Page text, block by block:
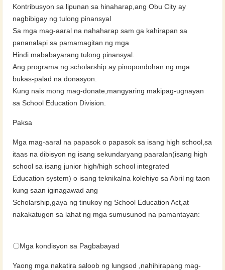
Kontribusyon sa lipunan sa hinaharap,ang Obu City ay
nagbibigay ng tulong pinansyal
Sa mga mag-aaral na nahaharap sam ga kahirapan sa
pananalapi sa pamamagitan ng mga
Hindi mababayarang tulong pinansyal.
Ang programa ng scholarship ay pinopondohan ng mga
bukas-palad na donasyon.
Kung nais mong mag-donate,mangyaring makipag-ugnayan
sa School Education Division.
Paksa
Mga mag-aaral na papasok o papasok sa isang high school,sa
itaas na dibisyon ng isang sekundaryang paaralan(isang high
school sa isang junior high/high school integrated
Education system) o isang teknikalna kolehiyo sa Abril ng taon
kung saan iginagawad ang
Scholarship,gaya ng tinukoy ng School Education Act,at
nakakatugon sa lahat ng mga sumusunod na pamantayan:
〇Mga kondisyon sa Pagbabayad
Yaong mga nakatira saloob ng lungsod ,nahihirapang mag-